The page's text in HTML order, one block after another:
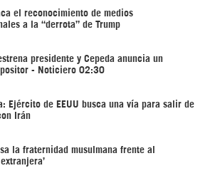
el reconocimiento de medios
a la “derrota” de Trump
presidente y Cepeda anuncia un
- Noticiero 02:30
Ejército de EEUU busca una vía para salir de
Irán
la fraternidad musulmana frente al